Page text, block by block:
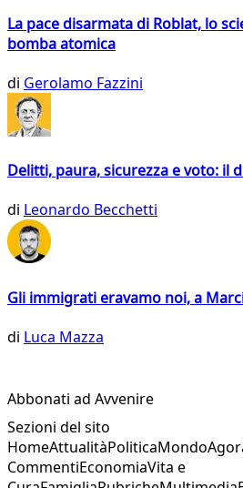
La pace disarmata di Roblat, lo
bomba atomica
di Gerolamo Fazzini
Delitti, paura, sicurezza e voto: il
di Leonardo Becchetti
Gli immigrati eravamo noi, a
di Luca Mazza
Abbonati ad Avvenire
Sezioni del sito
HomeAttualitàPoliticaMondo
CommentiEconomiaVita e